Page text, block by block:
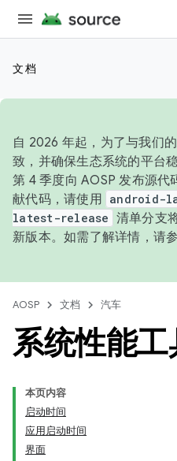
文档
自 2026 年起，为了与我们
致，并确保生态系统的平台
第 4 季度向 AOSP 发布源代
献代码，请使用 android-
latest-release 清单分支
新版本。如需了解详情，请
AOSP 文档 汽车
系统性能工
本页内容
启动时间
应用启动时间
界面